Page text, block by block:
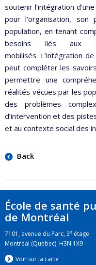
soutenir l’intégration
pour l’organisation,
population, en tenant
besoins liés aux
mobilisés. L’intégration
peut compléter les
permettre une
réalités vécues par les
des problèmes
d’intervention et des
et au contexte social des
Back
École de santé
de Montréal
7101, avenue du Parc, 3e étage
Montréal (Québec) H3N 1X9
Voir sur la carte